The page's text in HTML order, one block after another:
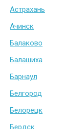
Астрахань
Ачинск
Балаково
Балашиха
Барнаул
Белгород
Белорецк
Бердск